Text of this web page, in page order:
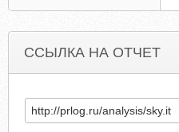
ССЫЛКА НА ОТЧЕТ